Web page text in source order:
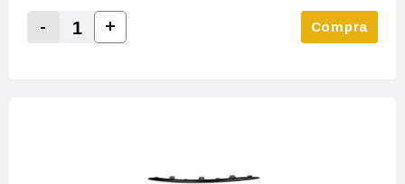
Decrease Quantity:
-
Increase Quantity:
+ Compra